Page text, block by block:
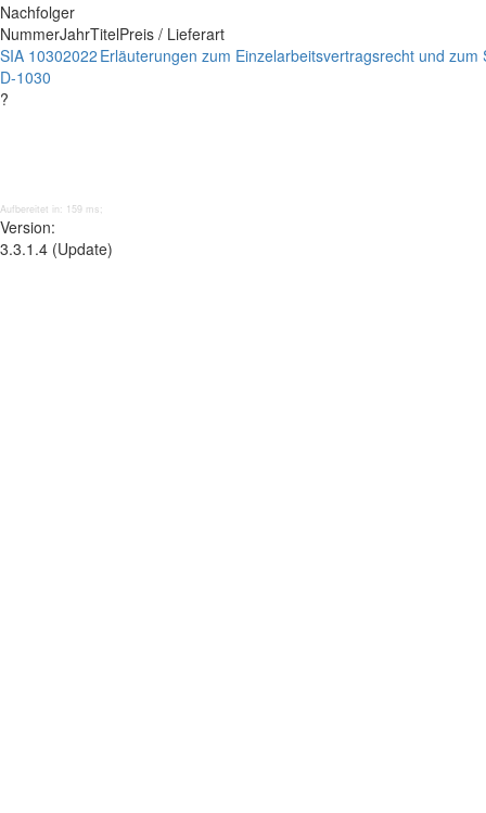
Nachfolger
NummerJahrTitelPreis / Lieferart
SIA 1030
D-1030
?
2022 Erläuterungen zum Einzelarbeitsvertragsrecht und zum
Aufbereitet in: 159 ms;
Version:
3.3.1.4 (Update)